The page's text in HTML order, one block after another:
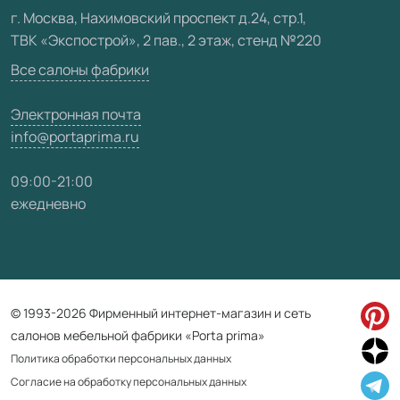
Видео
Карта сайта
г. Москва, Нахимовский проспект д.24, стр.1,
ТВК «Экспострой», 2 пав., 2 этаж, стенд №220
Все салоны фабрики
Электронная почта
info@portaprima.ru
09:00-21:00
ежедневно
© 1993-2026 Фирменный интернет-магазин и сеть
салонов мебельной фабрики «Porta prima»
Политика обработки персональных данных
Согласие на обработку персональных данных